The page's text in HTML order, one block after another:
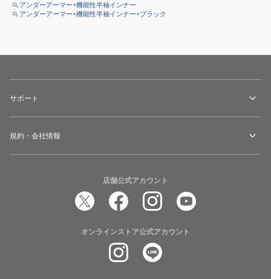
アンダーアーマー×機能性半袖インナー
アンダーアーマー×機能性半袖インナー×ブラック
サポート
規約・会社情報
店舗公式アカウント
オンラインストア公式アカウント